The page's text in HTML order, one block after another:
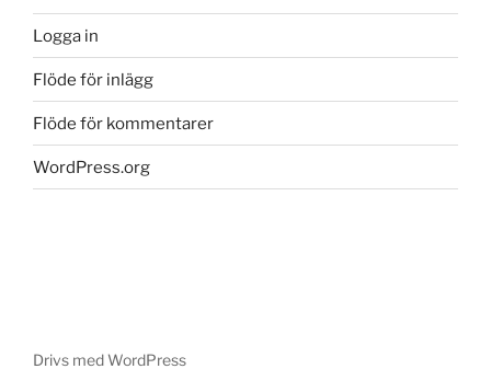
Logga in
Flöde för inlägg
Flöde för kommentarer
WordPress.org
Drivs med WordPress